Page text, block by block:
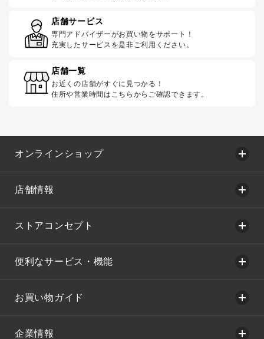
店舗サービス
専門アドバイザーがお買い物をサポート！
充実したサービスを是非ご利用ください。
店舗一覧
お近くの店舗がすぐに見つかる！
住所や営業時間はこちらからご確認できます。
オンラインショップ
店舗情報
ストアコンセプト
便利なサービス・機能
お買い物ガイド
企業情報